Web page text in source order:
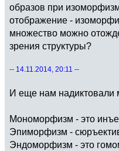
образов при
отображение -
множество можно
зрения структуры?
-- 14.11.2014, 20:11 --
И еще нам надиктовали
Мономорфизм - это
Эпиморфизм -
Эндоморфизм - это